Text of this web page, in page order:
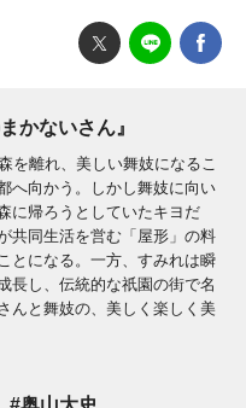
かないさん』
を離れ、美しい舞妓になるこ
へ向かう。しかし舞妓に向い
に帰ろうとしていたキヨだ
共同生活を営む「屋形」の料
とになる。一方、すみれは瞬
長し、伝統的な祇園の街で名
んと舞妓の、美しく楽しく美